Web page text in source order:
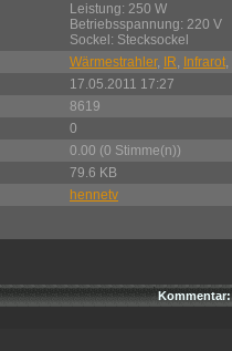
Leistung: 250 W
Betriebsspannung: 220 V
Sockel: Stecksockel
Wärmestrahler, IR, Infrarot,
17.05.2011 17:27
8619
0
0.00 (0 Stimme(n))
79.6 KB
hennetv
Kommentar: